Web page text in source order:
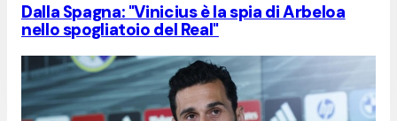
Dalla Spagna: "Vinicius è la spia di Arbeloa
nello spogliatoio del Real"